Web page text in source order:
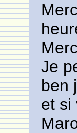
Je
ben
et si